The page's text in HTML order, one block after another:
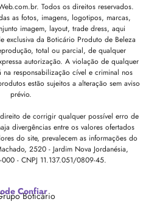
Todos os direitos reservados.
as fotos, imagens, logotipos, marcas,
imagem, layout, trade dress, aqui
exclusiva da Boticário Produto de Beleza
total ou parcial, de qualquer
autorização. A violação de qualquer
responsabilização cível e criminal nos
estão sujeitos a alteração sem aviso
prévio.
de corrigir qualquer possível erro de
divergências entre os valores ofertados
do site, prevalecem as informações do
2520 - Jardim Nova Jordanésia,
000 - CNPJ 11.137.051/0809-45.
Confiar